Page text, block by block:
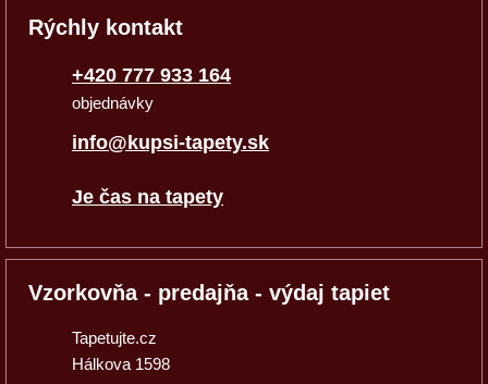
Rýchly kontakt
+420 777 933 164
objednávky
info@kupsi-tapety.sk
Je čas na tapety
Vzorkovňa - predajňa - výdaj tapiet
Tapetujte.cz
Hálkova 1598